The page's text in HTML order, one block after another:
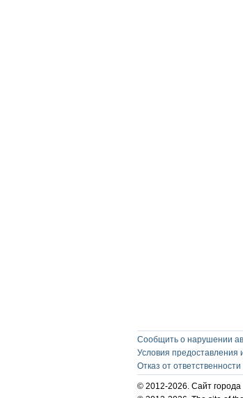
Сообщить о нарушении
Условия
Отказ от ответственности
© 2012-2026. Сайт города